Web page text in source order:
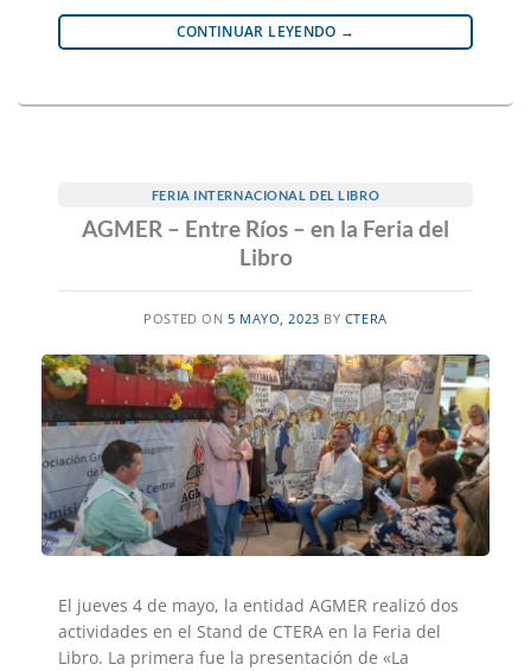
CONTINUAR LEYENDO →
FERIA INTERNACIONAL DEL LIBRO
AGMER – Entre Ríos – en la Feria del
Libro
POSTED ON 5 MAYO, 2023 BY CTERA
El jueves 4 de mayo, la entidad AGMER realizó dos
actividades en el Stand de CTERA en la Feria del
Libro. La primera fue la presentación de «La